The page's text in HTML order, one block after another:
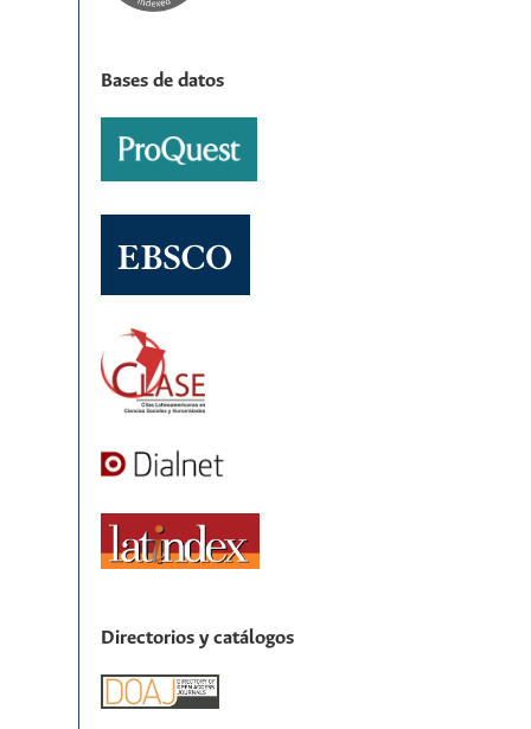
Bases de datos
Directorios y catálogos